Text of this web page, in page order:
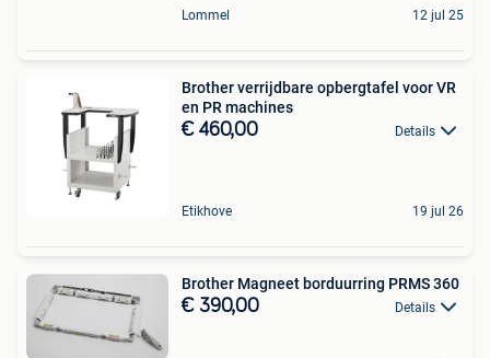
Lommel 12 jul 25
Brother verrijdbare opbergtafel voor VR
en PR machines
€ 460,00 Details
Etikhove 19 jul 26
Brother Magneet borduurring PRMS 360
€ 390,00 Details